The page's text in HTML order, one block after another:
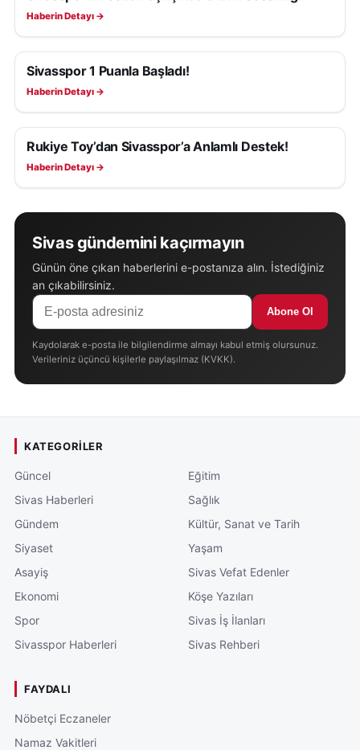
Haberin Detayı →
SIVASSPOR HABERLERI
Sivasspor 1 Puanla Başladı!
Haberin Detayı →
SIVASSPOR HABERLERI
Rukiye Toy’dan Sivasspor’a Anlamlı Destek!
Haberin Detayı →
Sivas gündemini kaçırmayın
Günün öne çıkan haberlerini e-postanıza alın. İstediğiniz
an çıkabilirsiniz.
Abone Ol
Kaydolarak e-posta ile bilgilendirme almayı kabul etmiş olursunuz.
Verileriniz üçüncü kişilerle paylaşılmaz (KVKK).
KATEGORILER
Güncel
Sivas Haberleri
Gündem
Siyaset
Asayiş
Ekonomi
Spor
Sivasspor Haberleri
Eğitim
Sağlık
Kültür, Sanat ve Tarih
Yaşam
Sivas Vefat Edenler
Köşe Yazıları
Sivas İş İlanları
Sivas Rehberi
FAYDALI
Nöbetçi Eczaneler
Namaz Vakitleri